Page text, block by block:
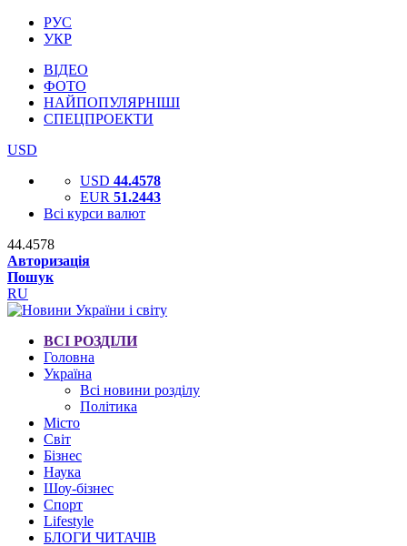
РУС
УКР
ВІДЕО
ФОТО
НАЙПОПУЛЯРНІШІ
СПЕЦПРОЕКТИ
USD
USD 44.4578
EUR 51.2443
Всі курси валют
44.4578
Авторизація
Пошук
RU
ВСІ РОЗДІЛИ
Головна
Україна
Всі новини розділу
Політика
Місто
Світ
Бізнес
Наука
Шоу-бізнес
Спорт
Lifestyle
БЛОГИ ЧИТАЧІВ